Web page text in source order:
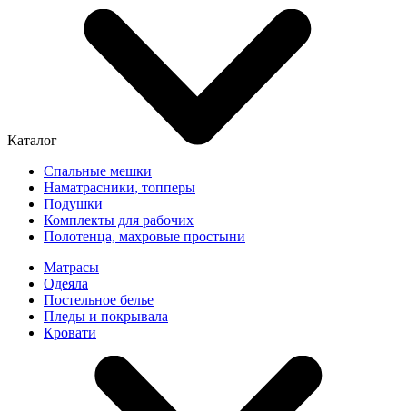
Каталог
Спальные мешки
Наматрасники, топперы
Подушки
Комплекты для рабочих
Полотенца, махровые простыни
Матрасы
Одеяла
Постельное белье
Пледы и покрывала
Кровати